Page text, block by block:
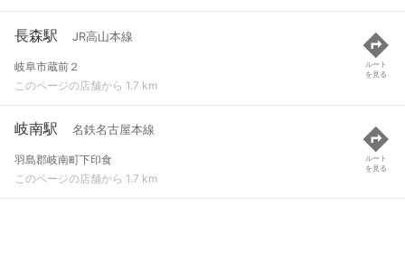
長森駅 JR高山本線
岐阜市蔵前２
このページの店舗から 1.7 km
ルート
を見る
岐南駅 名鉄名古屋本線
羽島郡岐南町下印食
このページの店舗から 1.7 km
ルート
を見る